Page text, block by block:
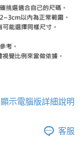
顯示電腦版詳細說明
客服